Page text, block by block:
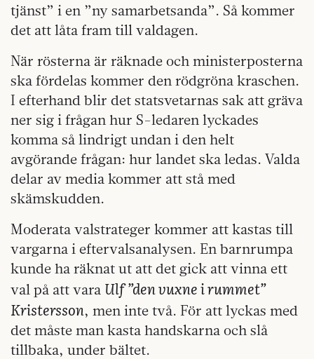
tjänst” i en ”ny samarbetsanda”. Så kommer
det att låta fram till valdagen.
När rösterna är räknade och ministerposterna
ska fördelas kommer den rödgröna kraschen.
I efterhand blir det statsvetarnas sak att gräva
ner sig i frågan hur S-ledaren lyckades
komma så lindrigt undan i den helt
avgörande frågan: hur landet ska ledas. Valda
delar av media kommer att stå med
skämskudden.
Moderata valstrateger kommer att kastas till
vargarna i eftervalsanalysen. En barnrumpa
kunde ha räknat ut att det gick att vinna ett
val på att vara Ulf ”den vuxne i rummet”
Kristersson, men inte två. För att lyckas med
det måste man kasta handskarna och slå
tillbaka, under bältet.